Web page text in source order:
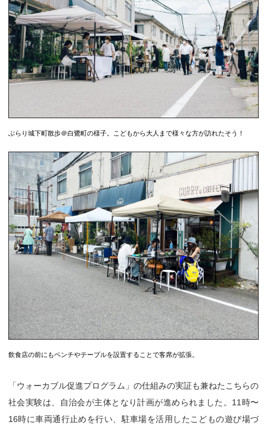
ぶらり城下町散歩＠白鷺町の様子。こどもから大人まで様々な方が訪れたそう！
飲食店の前にもベンチやテーブルを設置することで客席が拡張。
「ウォーカブル促進プログラム」の仕組みの実証も兼ねたこちらの
社会実験は、自治会が主体となり計画が進められました。11時〜
16時に車両通行止めを行い、駐車場を活用したこどもの遊び場づ